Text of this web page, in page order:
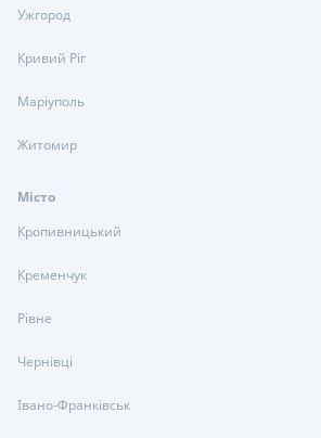
Ужгород
Кривий Ріг
Маріуполь
Житомир
Місто
Кропивницький
Кременчук
Рівне
Чернівці
Івано-Франківськ